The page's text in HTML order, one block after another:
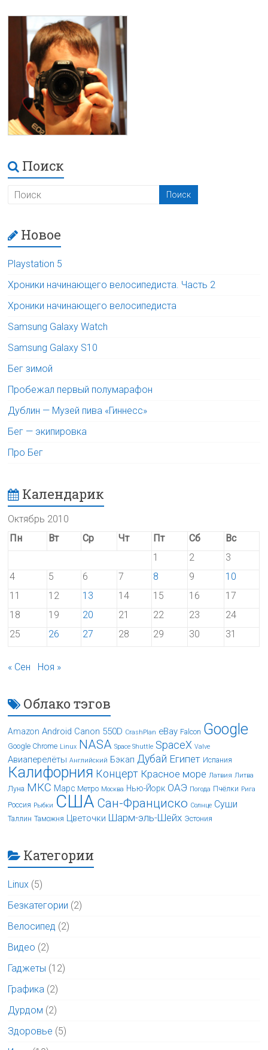
Поиск
Новое
Playstation 5
Хроники начинающего велосипедиста. Часть 2
Хроники начинающего велосипедиста
Samsung Galaxy Watch
Samsung Galaxy S10
Бег зимой
Пробежал первый полумарафон
Дублин — Музей пива «Гиннесс»
Бег — экипировка
Про Бег
Календарик
Октябрь 2010
Пн
Вт Ср Чт Пт Сб
Вс
1
2
3
4
5 6 7 8 9
10
11
12 13 14 15 16
17
18
19 20 21 22 23
24
25
26 27 28 29 30 31
« Сен Ноя »
Облако тэгов
Amazon Android Canon 550D CrashPlan eBay Falcon Google
Google Chrome Linux NASA Space Shuttle SpaceX Valve
Авиаперелёты Английский Бэкап Дубай Египет Испания
Калифорния Концерт Красное море Латвия Литва
Луна МКС Марс Метро Москва Нью-Йорк ОАЭ Погода Пчёлки Рига
Россия Рыбки США Сан-Франциско Солнце Суши
Таллин Таможня Цветочки Шарм-эль-Шейх Эстония
Категории
Linux (5)
Безкатегории (2)
Велосипед (2)
Видео (2)
Гаджеты (12)
Графика (2)
Дурдом (2)
Здоровье (5)